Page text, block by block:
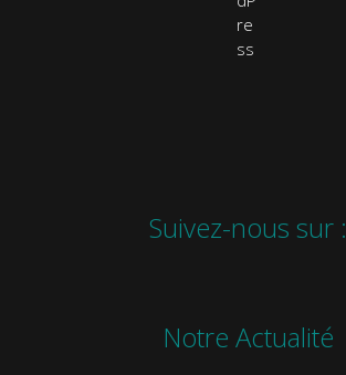
Suivez-nous sur :
Notre Actualité